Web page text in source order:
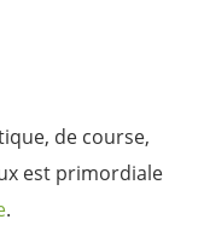
de course,
est primordiale
.